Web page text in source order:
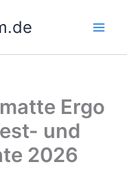
Ergo
und
2026